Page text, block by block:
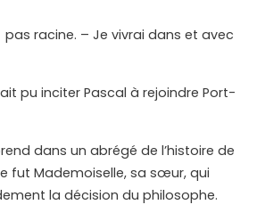
racine. – Je vivrai dans et avec
pu inciter Pascal à rejoindre Port-
dans un abrégé de l’histoire de
fut Mademoiselle, sa sœur, qui
la décision du philosophe.